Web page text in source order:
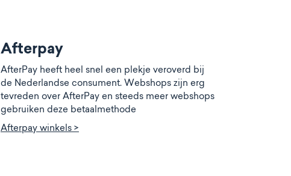
Afterpay
AfterPay heeft heel snel een plekje veroverd bij
de Nederlandse consument. Webshops zijn erg
tevreden over AfterPay en steeds meer webshops
gebruiken deze betaalmethode
Afterpay winkels >